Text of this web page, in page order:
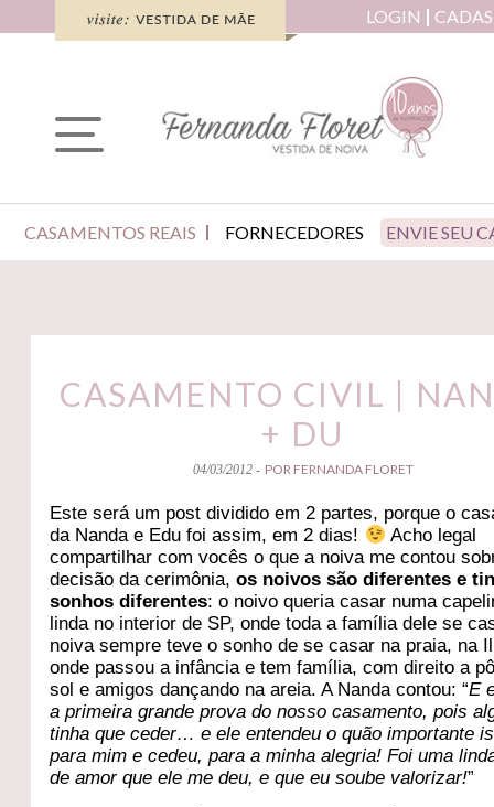
LOGIN
CASAMENTOS REAIS FORNECEDORES ENVIE SEU
CASAMENTO CIVIL |
+ DU
04/03/2012 - POR FERNANDA FLORET
Este será um post dividido em 2 partes, porque o
da Nanda e Edu foi assim, em 2 dias!
Acho legal
compartilhar com vocês o que a noiva me contou
decisão da cerimônia,os noivos são diferentes e
sonhos diferentes: o noivo queria casar numa
linda no interior de SP, onde toda a família dele se
noiva sempre teve o sonho de se casar na praia, na
onde passou a infância e tem família, com direito a
sol e amigos dançando na areia. A Nanda contou: “E
a primeira grande prova do nosso casamento, pois
tinha que ceder… e ele entendeu o quão importante
para mim e cedeu, para a minha alegria! Foi uma
de amor que ele me deu, e que eu soube valorizar!”